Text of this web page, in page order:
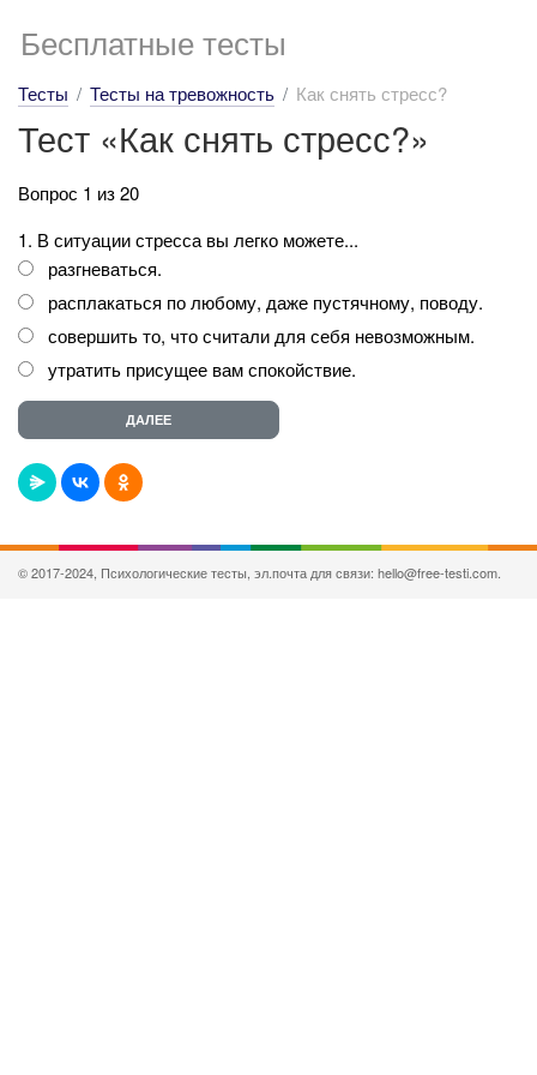
Бесплатные тесты
Тесты Тесты на тревожность Как снять стресс?
Тест «Как снять стресс?»
Вопрос 1 из 20
1. В ситуации стресса вы легко можете...
разгневаться.
расплакаться по любому, даже пустячному, поводу.
совершить то, что считали для себя невозможным.
утратить присущее вам спокойствие.
© 2017-2024, Психологические тесты, эл.почта для связи: hello@free-testi.com.